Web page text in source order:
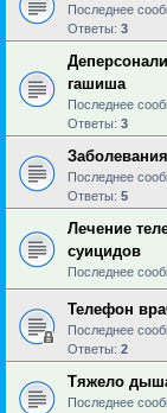
Последнее
Ответы: 3
гашиша
Последнее
Ответы: 3
Заболевания
Последнее
Ответы: 5
Лечение
суицидов
Последнее
Телефон
Последнее
Ответы: 2
Тяжело
Последнее